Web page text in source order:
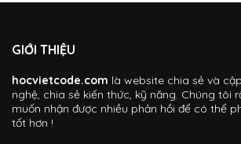
GIỚI THIỆU
hocvietcode.com là website chia sẻ và
nghệ, chia sẻ kiến thức, kỹ năng. Chúng tôi
muốn nhận được nhiều phản hồi để có thể
tốt hơn !